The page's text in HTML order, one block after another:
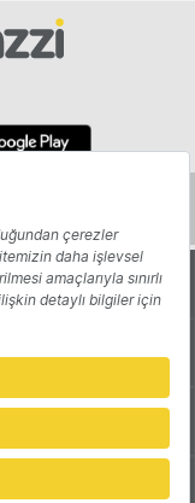
Yazarlar
Reklam